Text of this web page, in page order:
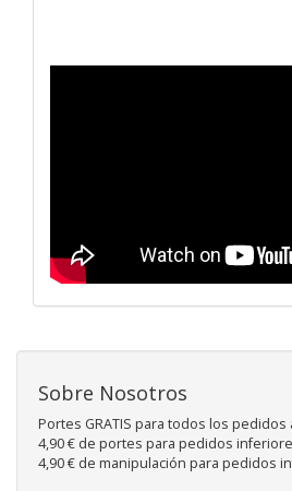
Sobre Nosotros
Portes GRATIS para todos los
4,90 € de portes para pedidos
4,90 € de manipulación para pedidos